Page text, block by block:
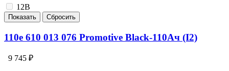
12В
110e 610 013 076 Promotive Black-110Ач (I2)
9 745 ₽